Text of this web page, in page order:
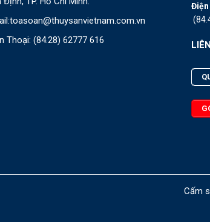
toasoan@thuysanvietnam.com.vn
Thoại: (84.28) 62777 616
Cấm